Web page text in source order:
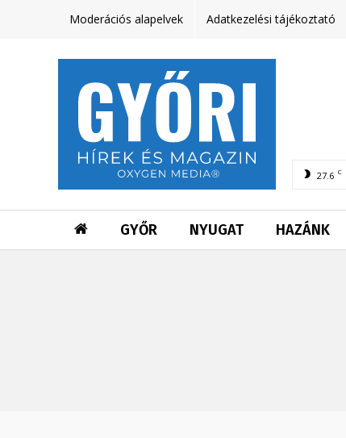
Moderációs alapelvek Adatkezelési tájékoztató
27.6 C
GYŐR NYUGAT HAZÁNK